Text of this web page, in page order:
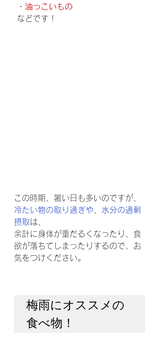
・油っこいもの
などです！
この時期、暑い日も多いのですが、
冷たい物の取り過ぎや、水分の過剰
摂取は、
余計に身体が重だるくなったり、食
欲が落ちてしまったりするので、お
気をつけください。
梅雨にオススメの
食べ物！